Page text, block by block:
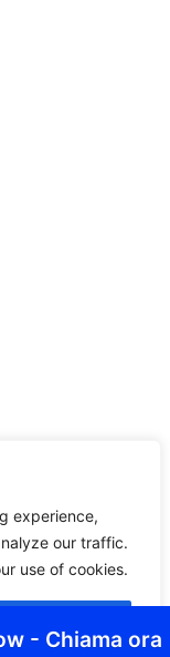
experience,
our traffic.
use of cookies.
- Chiama ora